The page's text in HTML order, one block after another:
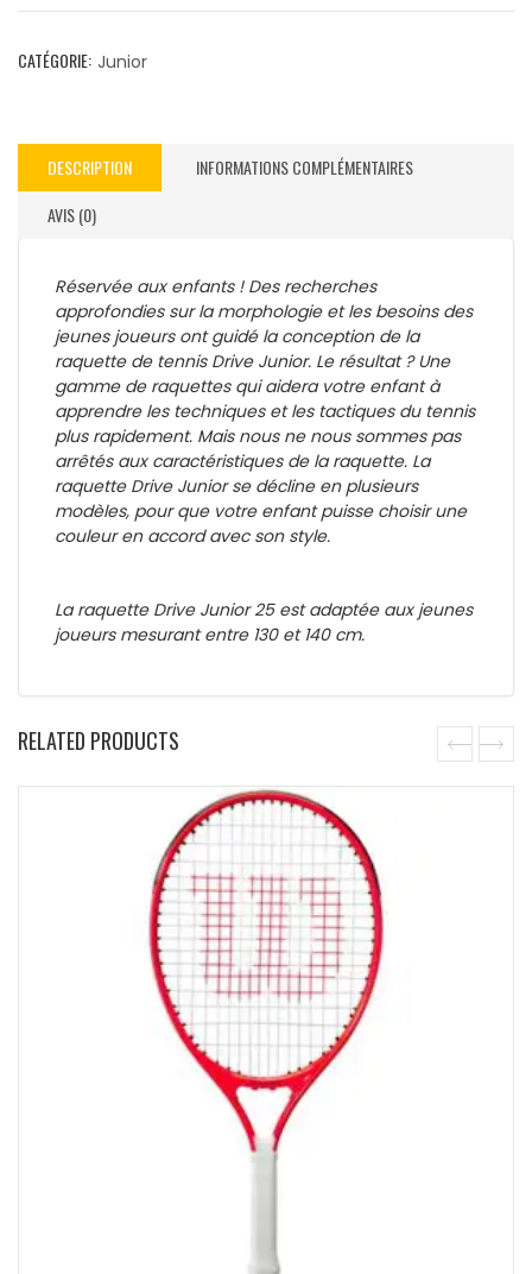
CATÉGORIE: Junior
DESCRIPTION
INFORMATIONS COMPLÉMENTAIRES
AVIS (0)
Réservée aux enfants ! Des recherches
approfondies sur la morphologie et les besoins des
jeunes joueurs ont guidé la conception de la
raquette de tennis Drive Junior. Le résultat ? Une
gamme de raquettes qui aidera votre enfant à
apprendre les techniques et les tactiques du tennis
plus rapidement. Mais nous ne nous sommes pas
arrêtés aux caractéristiques de la raquette. La
raquette Drive Junior se décline en plusieurs
modèles, pour que votre enfant puisse choisir une
couleur en accord avec son style.
La raquette Drive Junior 25 est adaptée aux jeunes
joueurs mesurant entre 130 et 140 cm.
RELATED PRODUCTS